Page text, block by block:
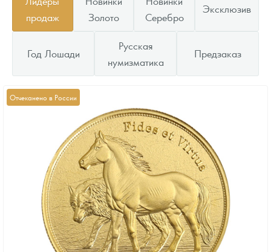
продаж
Золото
Серебро
Эксклюзив
Год Лошади
Русская
нумизматика
Предзаказ
Отчеканено в России